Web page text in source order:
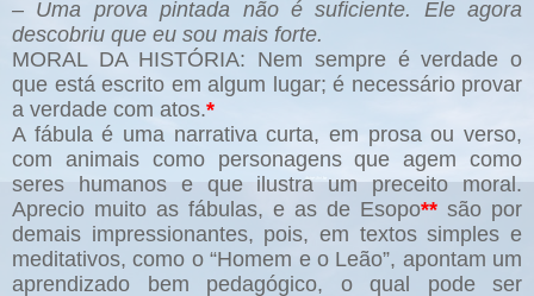
– Uma prova pintada não é suficiente. Ele agora
descobriu que eu sou mais forte.
MORAL DA HISTÓRIA: Nem sempre é verdade o
que está escrito em algum lugar; é necessário provar
a verdade com atos.*
A fábula é uma narrativa curta, em prosa ou verso,
com animais como personagens que agem como
seres humanos e que ilustra um preceito moral.
Aprecio muito as fábulas, e as de Esopo** são por
demais impressionantes, pois, em textos simples e
meditativos, como o “Homem e o Leão”, apontam um
aprendizado bem pedagógico, o qual pode ser